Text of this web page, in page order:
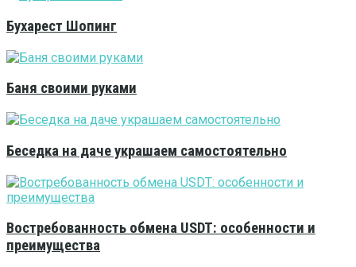
Бухарест Шопинг
Баня своими руками
Беседка на даче украшаем самостоятельно
Востребованность обмена USDT: особенности и
преимущества